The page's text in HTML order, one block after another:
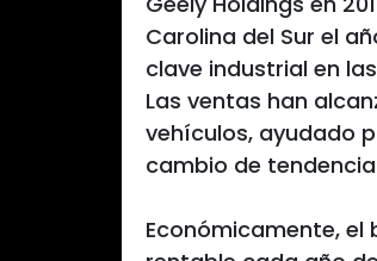
Carolina del Sur el
clave industrial en
Las ventas han
vehículos, ayudado
cambio de tendencia
Económicamente, el